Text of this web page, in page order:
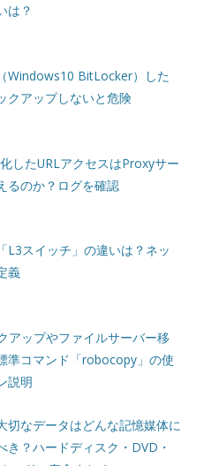
は？
Windows10 BitLocker）した
クアップしないと危険
したURLアクセスはProxyサー
るのか？ログを確認
L3スイッチ」の違いは？ネッ
義
アップやファイルサーバー移
準コマンド「robocopy」の使
説明
切なデータはどんな記憶媒体に
き？ハードディスク・DVD・